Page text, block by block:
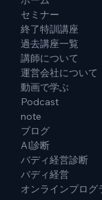
セミナー
終了特訓講座
過去講座一覧
講師について
運営会社について
動画で学ぶ
Podcast
note
ブログ
AI診断
バディ経営診断
バディ経営
オンラインプログ